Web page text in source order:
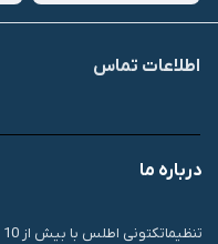
اطلاعات تماس
درباره ما